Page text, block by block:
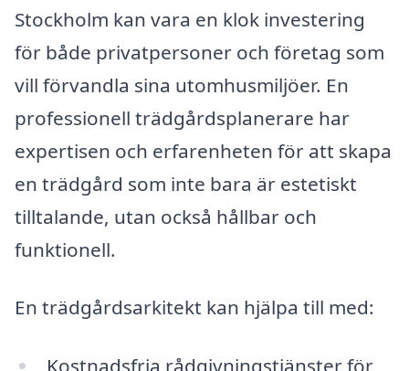
Stockholm kan vara en klok investering
för både privatpersoner och företag som
vill förvandla sina utomhusmiljöer. En
professionell trädgårdsplanerare har
expertisen och erfarenheten för att skapa
en trädgård som inte bara är estetiskt
tilltalande, utan också hållbar och
funktionell.
En trädgårdsarkitekt kan hjälpa till med:
Kostnadsfria rådgivningstjänster för